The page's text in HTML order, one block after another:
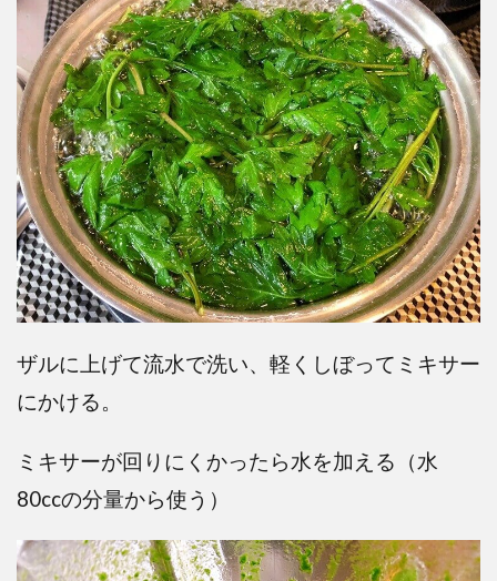
ザルに上げて流水で洗い、軽くしぼってミキサー
にかける。
ミキサーが回りにくかったら水を加える（水
80ccの分量から使う）